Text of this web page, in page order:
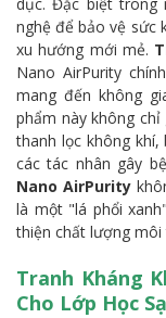
nghệ để bảo vệ sức
xu hướng mới mẻ.
Nano AirPurity
mang đến không
phẩm này không
thanh lọc không khí,
các tác nhân gây
Nano AirPurity
là một "lá phổi
thiện chất lượng
Tranh Kháng
Cho Lớp Học